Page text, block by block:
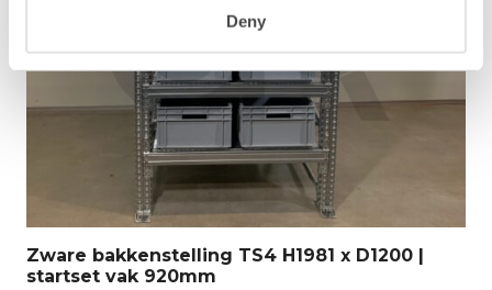
Deny
Zware bakkenstelling TS4 H1981 x D1200 |
startset vak 920mm